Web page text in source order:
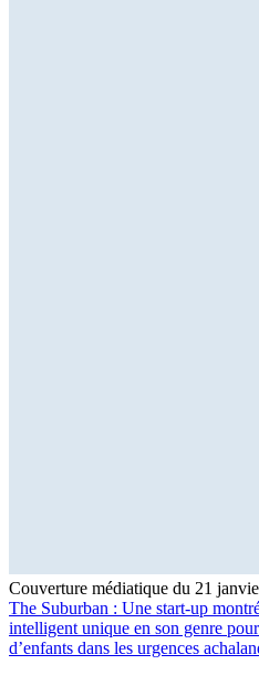
Couverture médiatique du 21
The Suburban : Une start-up
intelligent unique en son genre
d’enfants dans les urgences